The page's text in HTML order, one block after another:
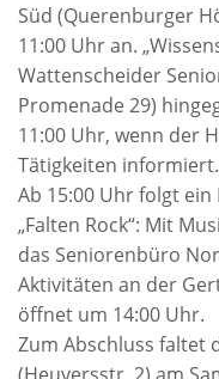
Süd (Querenburger
11:00 Uhr an.
Wattenscheider
Promenade 29)
11:00 Uhr, wenn der
Tätigkeiten informiert.
Ab 15:00 Uhr folgt ein
„Falten Rock“: Mit
das Seniorenbüro
Aktivitäten an der
öffnet um 14:00 Uhr.
Zum Abschluss faltet
(Heuversstr. 2) am